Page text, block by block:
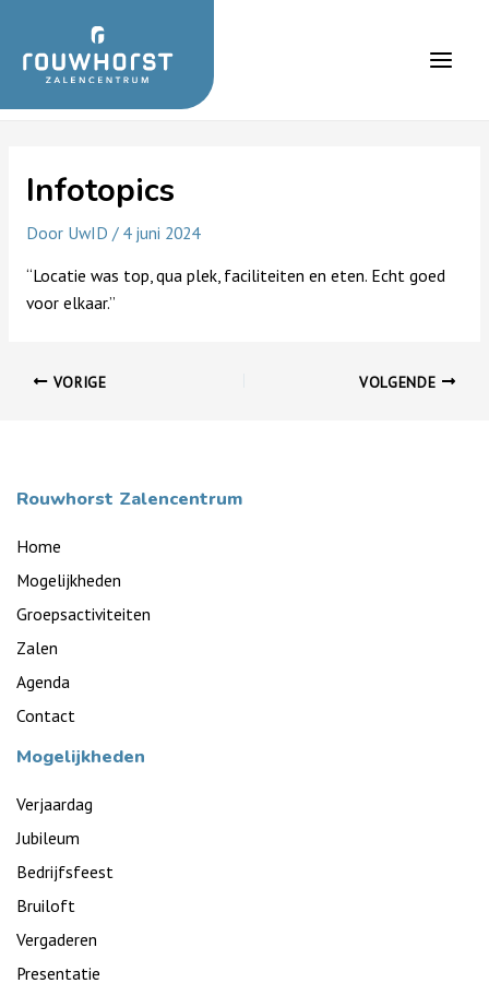
Infotopics
Door UwID / 4 juni 2024
“Locatie was top, qua plek, faciliteiten en eten. Echt goed
voor elkaar.”
BerichtVORIGE VOLGENDE
Rouwhorst Zalencentrum
Home
Mogelijkheden
Groepsactiviteiten
Zalen
Agenda
Contact
Mogelijkheden
Verjaardag
Jubileum
Bedrijfsfeest
Bruiloft
Vergaderen
Presentatie